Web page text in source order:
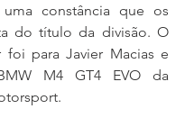
constância que os
do título da divisão. O
foi para Javier Macias e
M4 GT4 EVO da